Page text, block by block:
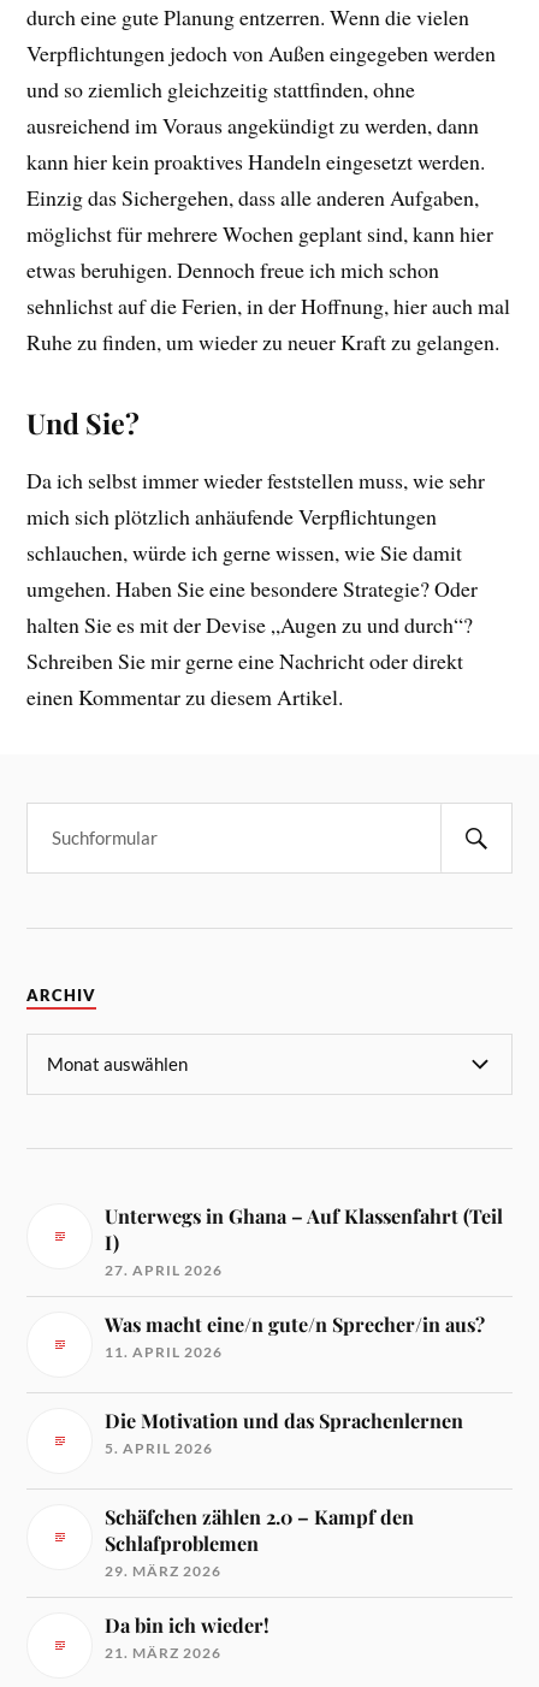
durch eine gute Planung entzerren. Wenn die vielen
Verpflichtungen jedoch von Außen eingegeben werden
und so ziemlich gleichzeitig stattfinden, ohne
ausreichend im Voraus angekündigt zu werden, dann
kann hier kein proaktives Handeln eingesetzt werden.
Einzig das Sichergehen, dass alle anderen Aufgaben,
möglichst für mehrere Wochen geplant sind, kann hier
etwas beruhigen. Dennoch freue ich mich schon
sehnlichst auf die Ferien, in der Hoffnung, hier auch mal
Ruhe zu finden, um wieder zu neuer Kraft zu gelangen.
Und Sie?
Da ich selbst immer wieder feststellen muss, wie sehr
mich sich plötzlich anhäufende Verpflichtungen
schlauchen, würde ich gerne wissen, wie Sie damit
umgehen. Haben Sie eine besondere Strategie? Oder
halten Sie es mit der Devise „Augen zu und durch“?
Schreiben Sie mir gerne eine Nachricht oder direkt
einen Kommentar zu diesem Artikel.
ARCHIV
Unterwegs in Ghana – Auf Klassenfahrt (Teil
I)
27. APRIL 2026
Was macht eine/n gute/n Sprecher/in aus?
11. APRIL 2026
Die Motivation und das Sprachenlernen
5. APRIL 2026
Schäfchen zählen 2.0 – Kampf den
Schlafproblemen
29. MÄRZ 2026
Da bin ich wieder!
21. MÄRZ 2026